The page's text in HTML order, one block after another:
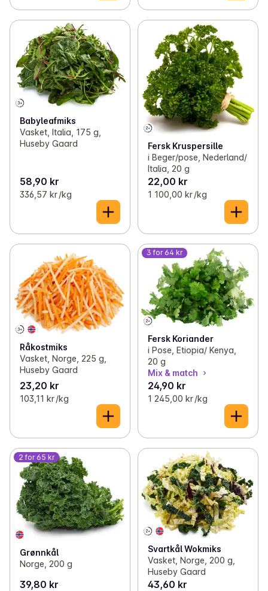
Babyleafmiks
Vasket, Italia, 175 g,
Huseby Gaard
58,90 kr
336,57 kr /kg
Fersk Kruspersille
i Beger/pose, Nederland/
Italia, 20 g
22,00 kr
1 100,00 kr /kg
Råkostmiks
Vasket, Norge, 225 g,
Huseby Gaard
23,20 kr
103,11 kr /kg
3 for 64 kr
Fersk Koriander
i Pose, Etiopia/ Kenya,
20 g
Mix & match
24,90 kr
1 245,00 kr /kg
2 for 65 kr
Grønnkål
Norge, 200 g
39,80 kr
Svartkål Wokmiks
Vasket, Norge, 200 g,
Huseby Gaard
43,60 kr